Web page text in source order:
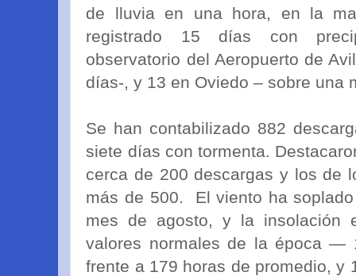
de lluvia en una hora, en la
registrado 15 días con
observatorio del Aeropuerto de
días-, y 13 en Oviedo – sobre una
Se han contabilizado 882
siete días con tormenta.
cerca de 200 descargas y los de
más de 500. El viento ha
mes de agosto, y la insolación
valores normales de la época —
frente a 179 horas de promedio, y